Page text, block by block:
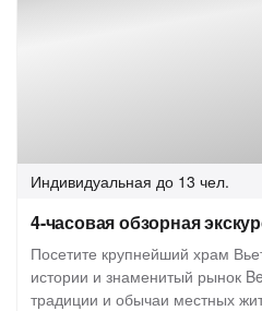
Индивидуальная до 13 чел.
4-часовая обзорная
Посетите крупнейший храм
истории и знаменитый рынок
традиции и обычаи местных